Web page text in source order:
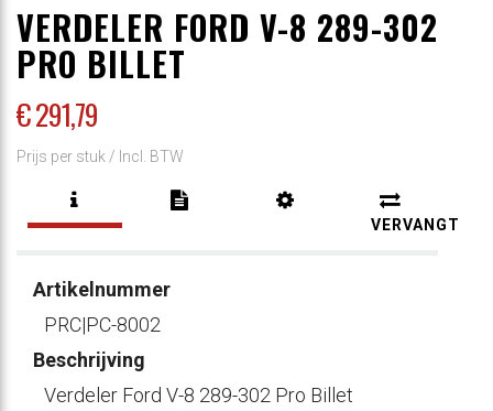
VERDELER FORD V-8 289-302
PRO BILLET
€ 291,79
Prijs per stuk / Incl. BTW
VERVANGT
Artikelnummer
PRC|PC-8002
Beschrijving
Verdeler Ford V-8 289-302 Pro Billet